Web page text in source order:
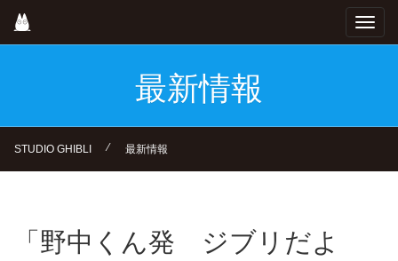
main
最新情報
STUDIO GHIBLI ⁄ 最新情報
「野中くん発 ジブリだよ